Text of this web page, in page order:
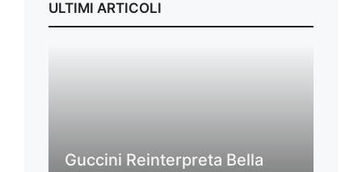
ULTIMI ARTICOLI
Guccini Reinterpreta Bella